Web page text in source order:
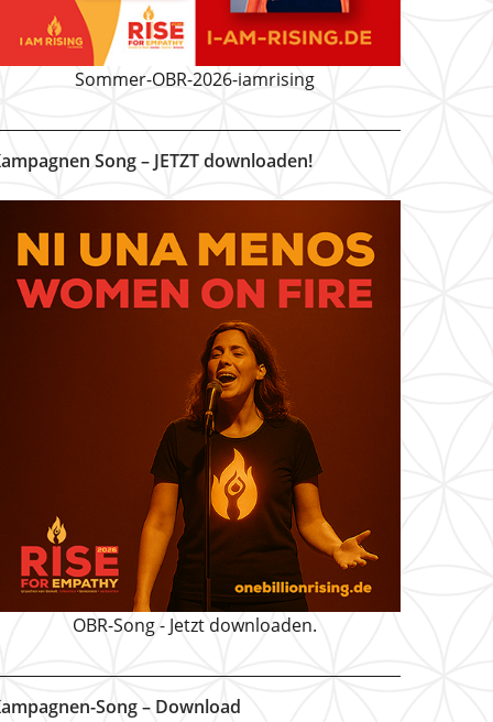
Sommer-OBR-2026-iamrising
Song – JETZT downloaden!
OBR-Song - Jetzt downloaden.
Song – Download